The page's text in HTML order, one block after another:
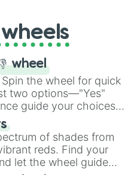
exciting array of
wheel
Spin the wheel for quick
two options—"Yes"
guide your choices.
👎 Wheel" simplifies
it a fun and easy
of shades from
reds. Find your
let the wheel guide